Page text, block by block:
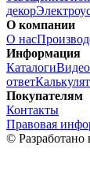
декор
О компании
О нас
Информация
КаталогиВидео
ответ
Покупателям
Контакты
Правовая
© Разработано